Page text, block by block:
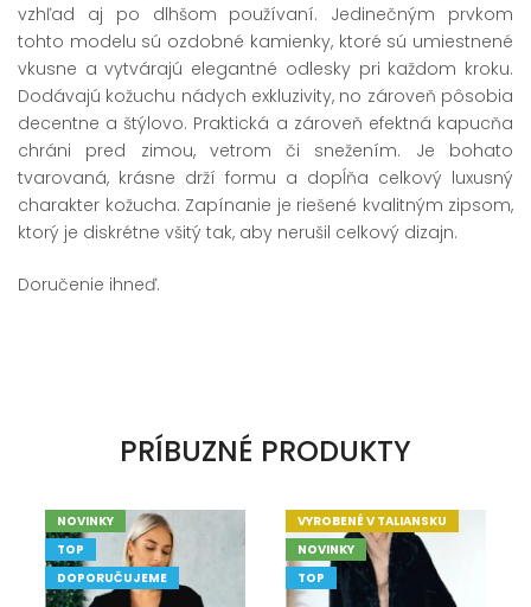
vzhľad aj po dlhšom používaní. Jedinečným prvkom
tohto modelu sú ozdobné kamienky, ktoré sú umiestnené
vkusne a vytvárajú elegantné odlesky pri každom kroku.
Dodávajú kožuchu nádych exkluzivity, no zároveň pôsobia
decentne a štýlovo. Praktická a zároveň efektná kapucňa
chráni pred zimou, vetrom či snežením. Je bohato
tvarovaná, krásne drží formu a dopĺňa celkový luxusný
charakter kožucha. Zapínanie je riešené kvalitným zipsom,
ktorý je diskrétne všitý tak, aby nerušil celkový dizajn.
Doručenie ihneď.
PRÍBUZNÉ PRODUKTY
NOVINKY
TOP
DOPORUČUJEME
VYROBENÉ V TALIANSKU
NOVINKY
TOP